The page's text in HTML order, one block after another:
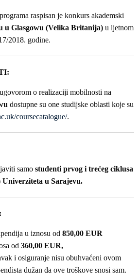
raspisan je konkurs akademski
u Glasgowu (Velika Britanija) u ljetnom
2018. godine.
o realizaciji mobilnosti na
dostupne su one studijske oblasti koje su
coursecatalogue/.
samo studenti prvog i trećeg ciklusa
u Sarajevu.
u iznosu od 850,00 EUR
od 360,00 EUR,
i osiguranje nisu obuhvaćeni ovom
dužan da ove troškove snosi sam.